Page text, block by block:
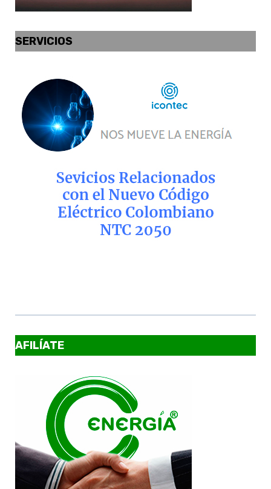
SERVICIOS
AFILÍATE